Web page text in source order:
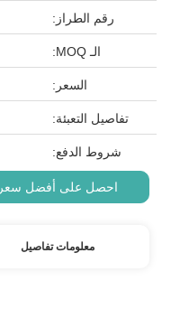
رقم الطراز:
الـ MOQ:
السعر:
تفاصيل التعبئة:
شروط الدفع:
احصل على أفضل سعر
معلومات تفاصيل